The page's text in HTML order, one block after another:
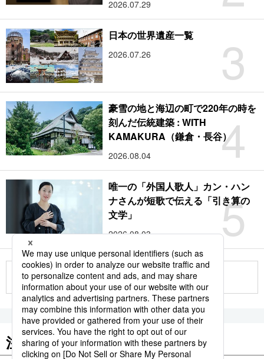
2026.07.29
3
日本の世界遺産一覧
2026.07.26
4
豪雪の地と海辺の町で220年の時を
刻んだ伝統建築 : WITH
KAMAKURA（鎌倉・長谷）
2026.08.04
5
唯一の「外国人歌人」カン・ハン
ナさんが短歌で伝える「引き算の
文学」
2026.08.03
もっと見る
注目のキーワード